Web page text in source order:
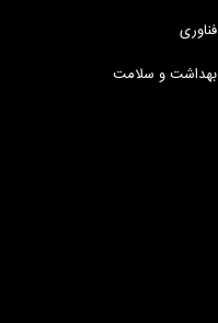
فناوری
بهداشت و سلامت